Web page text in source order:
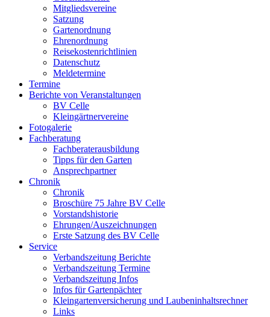
Mitgliedsvereine
Satzung
Gartenordnung
Ehrenordnung
Reisekostenrichtlinien
Datenschutz
Meldetermine
Termine
Berichte von Veranstaltungen
BV Celle
Kleingärtnervereine
Fotogalerie
Fachberatung
Fachberaterausbildung
Tipps für den Garten
Ansprechpartner
Chronik
Chronik
Broschüre 75 Jahre BV Celle
Vorstandshistorie
Ehrungen/Auszeichnungen
Erste Satzung des BV Celle
Service
Verbandszeitung Berichte
Verbandszeitung Termine
Verbandszeitung Infos
Infos für Gartenpächter
Kleingartenversicherung und Laubeninhaltsrechner
Links